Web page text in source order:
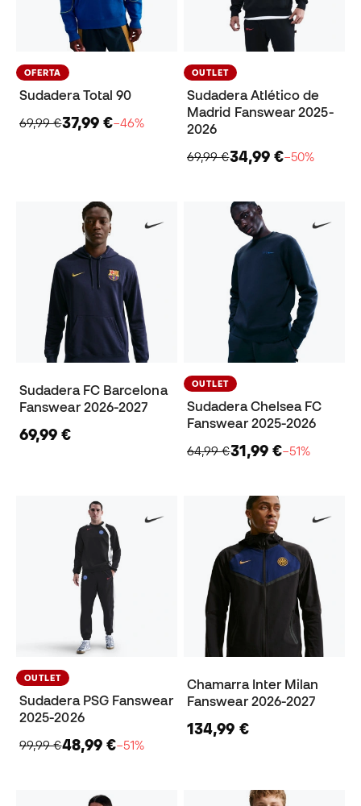
OFERTA
Sudadera Total 90
69,99 €37,99 €−46%
OUTLET
Sudadera Atlético de
Madrid Fanswear 2025-
2026
69,99 €34,99 €−50%
Sudadera FC Barcelona
Fanswear 2026-2027
69,99 €
OUTLET
Sudadera Chelsea FC
Fanswear 2025-2026
64,99 €31,99 €−51%
OUTLET
Sudadera PSG Fanswear
2025-2026
99,99 €48,99 €−51%
Chamarra Inter Milan
Fanswear 2026-2027
134,99 €